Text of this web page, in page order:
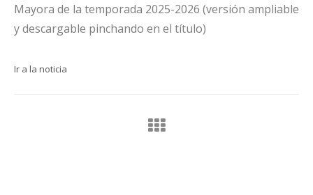
Mayora de la temporada 2025-2026 (versión ampliable
y descargable pinchando en el título)
Ir a la noticia